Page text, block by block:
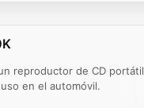
reproductor de CD portátil
en el automóvil.